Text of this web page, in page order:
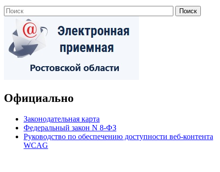
Официально
Законодательная карта
Федеральный закон N 8-ФЗ
Руководство по обеспечению доступности веб-контента
WCAG